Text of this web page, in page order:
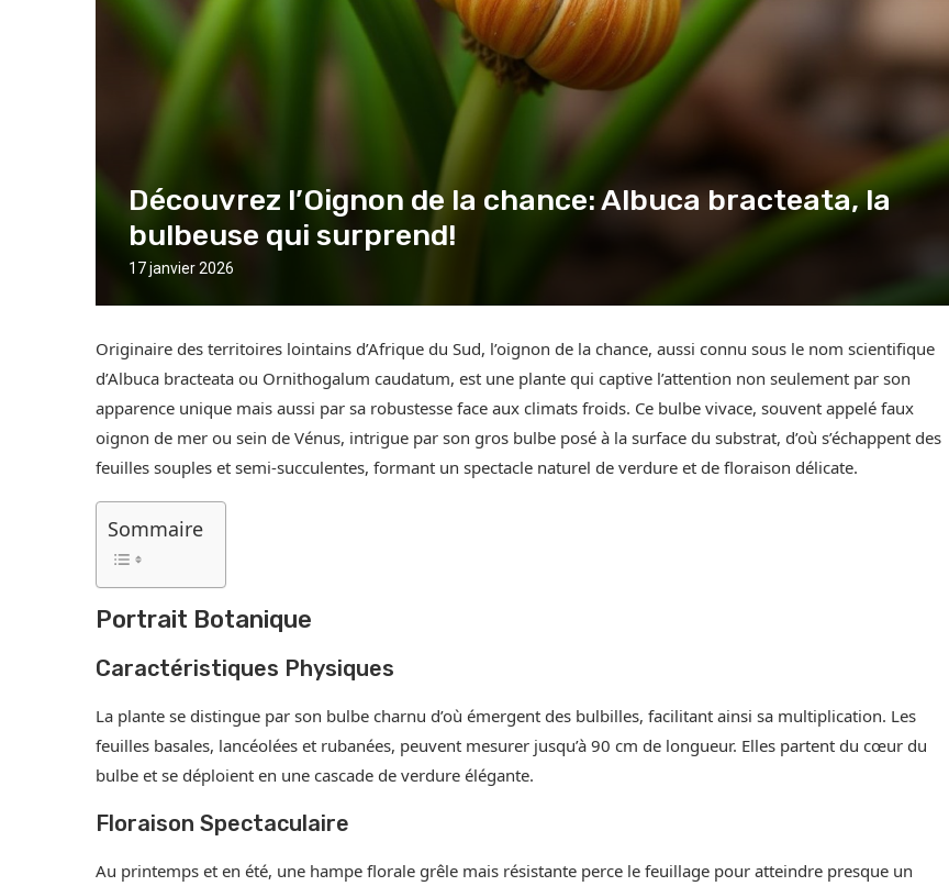
Découvrez l’Oignon de la chance: Albuca bracteata, la
bulbeuse qui surprend!
17 janvier 2026
Originaire des territoires lointains d’Afrique du Sud, l’oignon de la chance, aussi connu sous le nom scientifique
d’Albuca bracteata ou Ornithogalum caudatum, est une plante qui captive l’attention non seulement par son
apparence unique mais aussi par sa robustesse face aux climats froids. Ce bulbe vivace, souvent appelé faux
oignon de mer ou sein de Vénus, intrigue par son gros bulbe posé à la surface du substrat, d’où s’échappent des
feuilles souples et semi-succulentes, formant un spectacle naturel de verdure et de floraison délicate.
Sommaire
Portrait Botanique
Caractéristiques Physiques
La plante se distingue par son bulbe charnu d’où émergent des bulbilles, facilitant ainsi sa multiplication. Les
feuilles basales, lancéolées et rubanées, peuvent mesurer jusqu’à 90 cm de longueur. Elles partent du cœur du
bulbe et se déploient en une cascade de verdure élégante.
Floraison Spectaculaire
Au printemps et en été, une hampe florale grêle mais résistante perce le feuillage pour atteindre presque un